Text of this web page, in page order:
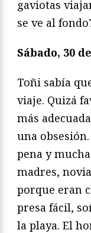
gaviotas
se ve al
Sábado, 30
Toñi sabía
viaje. Quizá
más
una
pena y
madres,
porque eran
presa fácil,
la playa. El